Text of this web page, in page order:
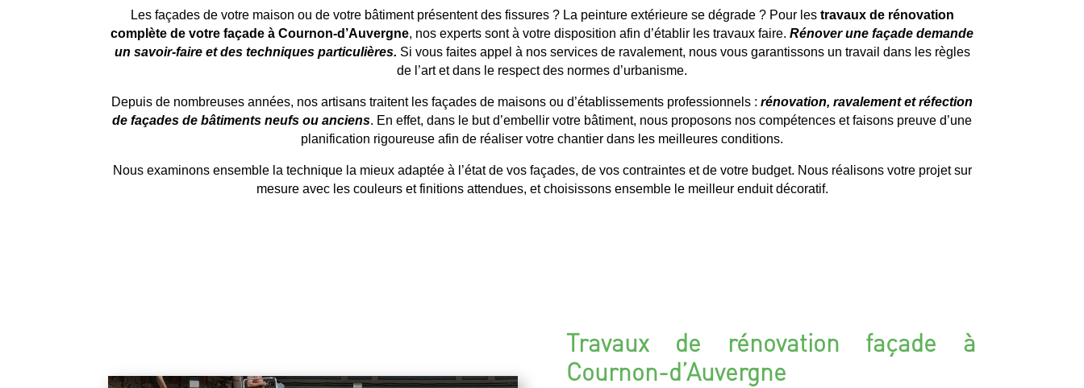
Les façades de votre maison ou de votre bâtiment présentent des fissures ? La peinture extérieure se dégrade ? Pour les travaux de rénovation
complète de votre façade à Cournon-d’Auvergne, nos experts sont à votre disposition afin d’établir les travaux faire. Rénover une façade demande
un savoir-faire et des techniques particulières. Si vous faites appel à nos services de ravalement, nous vous garantissons un travail dans les règles
de l’art et dans le respect des normes d’urbanisme.
Depuis de nombreuses années, nos artisans traitent les façades de maisons ou d’établissements professionnels : rénovation, ravalement et réfection
de façades de bâtiments neufs ou anciens. En effet, dans le but d’embellir votre bâtiment, nous proposons nos compétences et faisons preuve d’une
planification rigoureuse afin de réaliser votre chantier dans les meilleures conditions.
Nous examinons ensemble la technique la mieux adaptée à l’état de vos façades, de vos contraintes et de votre budget. Nous réalisons votre projet sur
mesure avec les couleurs et finitions attendues, et choisissons ensemble le meilleur enduit décoratif.
Travaux de rénovation façade à
Cournon-d’Auvergne